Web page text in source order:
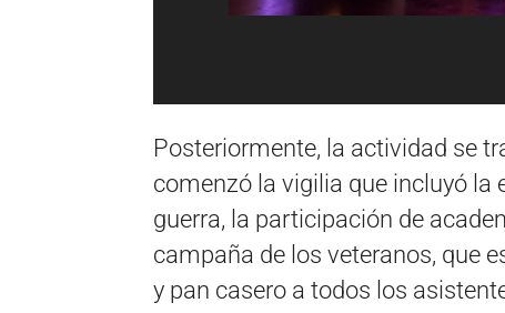
Posteriormente, la actividad se
comenzó la vigilia que incluyó la
guerra, la participación de
campaña de los veteranos, que
y pan casero a todos los